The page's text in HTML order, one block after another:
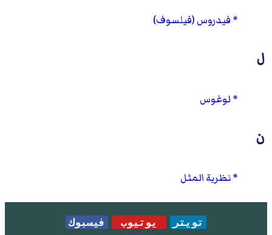
فيدروس (فيلسوف)
ل
لوغوس
ن
نظرية المثل
تويتر يوتيوب
فيسبوك